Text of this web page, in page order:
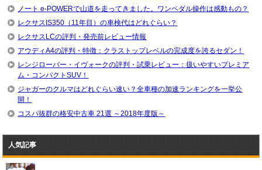
ノート e-POWERで山道を走ってきました。ワンペダル操作は感動もの？
レクサスIS350（11年目）の車検代はどれぐらい？
レクサスLCの評判・発売前レビュー情報
アウディA4の評判・特徴：クラストップレベルの完成度を誇るセダン！
レンジローバー・イヴォークの評判・試乗レビュー：扱いやすいプレミア
ム・コンパクトSUV！
ジャガーのクルマはどれぐらい速い？全車種の加速ランキングを一挙公
開！
コスパ抜群の格安中古車 21選 ～2018年度版～
人気記事